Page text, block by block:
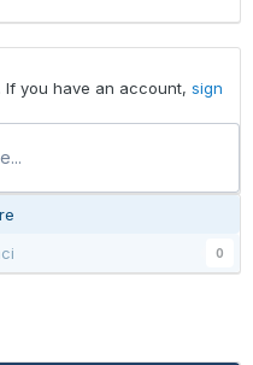
If you have an account, sign
0